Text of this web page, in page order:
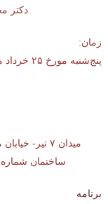
دکتر
زمان:
پنج‌شنبه مورخ ۲۵ خرداد ماه ۱۳۹۱
میدان ۷ تیر- خیابان مفتح شمالی – خیابان ملایری پور-
ساختمان شماره ۲ مرکز آموزش و تحقیقات صنعتی ایران
برنامه